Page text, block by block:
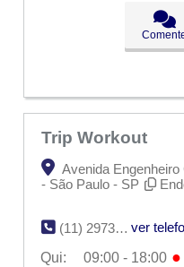
09:00 -
09:00 -
09:00 -
Trip Workout
Avenida
- São Paulo - SP
(11) 2973-8313
ver
Qui:
09:00 - 18:00 ●